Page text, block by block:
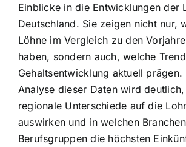
Einblicke in die Entwicklungen der
Deutschland. Sie zeigen nicht nur,
Löhne im Vergleich zu den
haben, sondern auch, welche
Gehaltsentwicklung aktuell prägen.
Analyse dieser Daten wird
regionale Unterschiede auf die
auswirken und in welchen
Berufsgruppen die höchsten